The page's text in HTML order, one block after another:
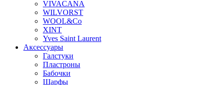
VIVACANA
WILVORST
WOOL&Co
XINT
Yves Saint Laurent
Аксессуары
Галстуки
Пластроны
Бабочки
Шарфы